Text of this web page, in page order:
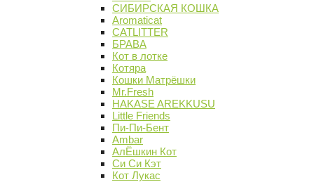
СИБИРСКАЯ КОШКА
Aromaticat
CATLITTER
БРАВА
Кот в лотке
Котяра
Кошки Матрёшки
Mr.Fresh
HAKASE AREKKUSU
Little Friends
Пи-Пи-Бент
Ambar
АлЁшкин Кот
Си Си Кэт
Кот Лукас